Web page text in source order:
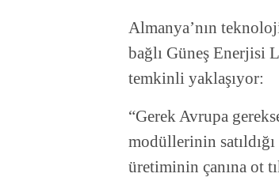
Almanya’nın
bağlı Güneş Enerjisi
temkinli yaklaşıyor:
“Gerek Avrupa
modüllerinin
üretiminin çanına ot